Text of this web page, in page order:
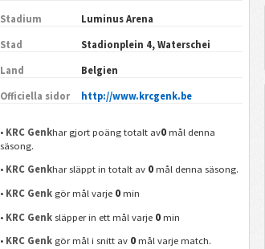
Stadium Luminus Arena
Stad Stadionplein 4, Waterschei
Land Belgien
Officiella sidor http://www.krcgenk.be
• KRC Genkhar gjort poäng totalt av0 mål denna
säsong.
• KRC Genkhar släppt in totalt av 0 mål denna säsong.
• KRC Genk gör mål varje 0 min
• KRC Genk släpper in ett mål varje 0 min
• KRC Genk gör mål i snitt av 0 mål varje match.